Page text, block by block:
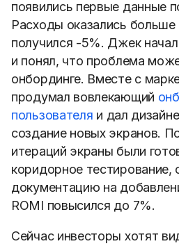
появились первые данные
Расходы оказались
получился -5%. Джек
и понял, что проблема
онбординге. Вместе с
продумал вовлекающий
пользователя и дал
создание новых экранов.
итераций экраны были
коридорное тестирование,
документацию на
ROMI повысился до 7%.
Сейчас инвесторы хотят